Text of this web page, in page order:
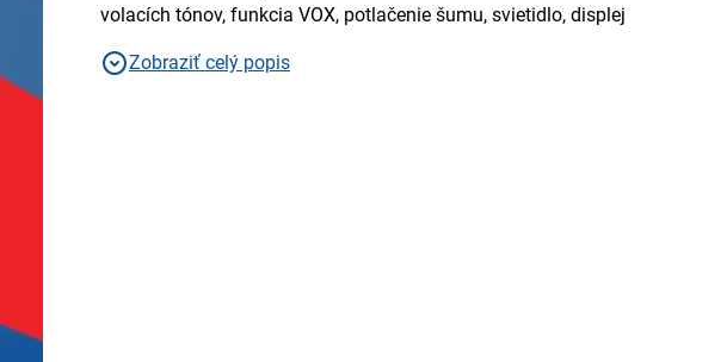
volacích tónov, funkcia VOX, potlačenie šumu, svietidlo, displej
Zobraziť celý popis